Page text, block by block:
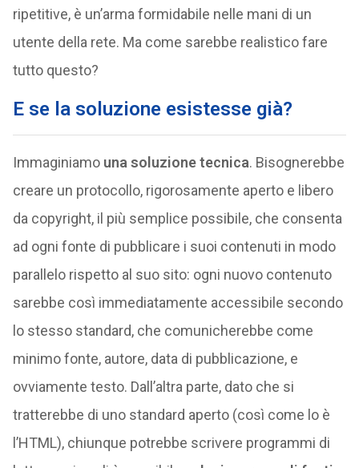
ripetitive, è un’arma formidabile nelle mani di un
utente della rete. Ma come sarebbe realistico fare
tutto questo?
E se la soluzione esistesse già?
Immaginiamo una soluzione tecnica. Bisognerebbe
creare un protocollo, rigorosamente aperto e libero
da copyright, il più semplice possibile, che consenta
ad ogni fonte di pubblicare i suoi contenuti in modo
parallelo rispetto al suo sito: ogni nuovo contenuto
sarebbe così immediatamente accessibile secondo
lo stesso standard, che comunicherebbe come
minimo fonte, autore, data di pubblicazione, e
ovviamente testo. Dall’altra parte, dato che si
tratterebbe di uno standard aperto (così come lo è
l’HTML), chiunque potrebbe scrivere programmi di